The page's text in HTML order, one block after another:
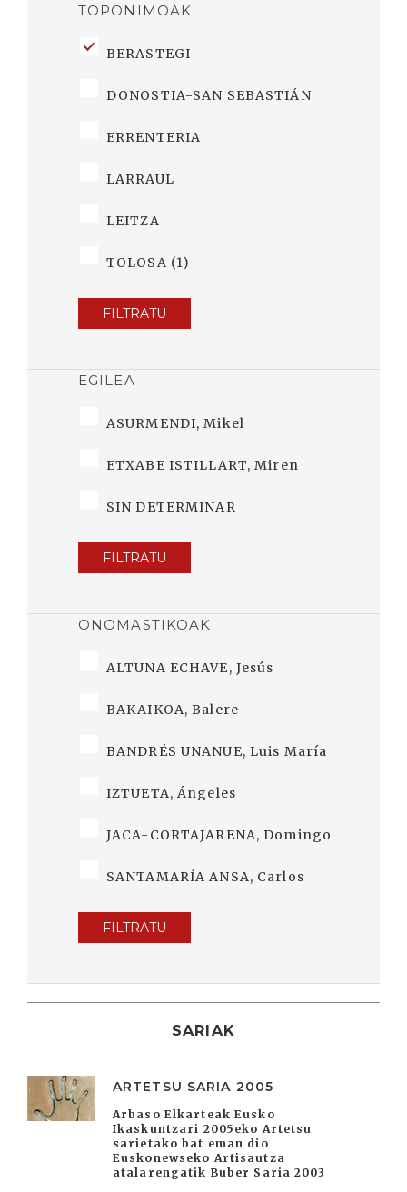
TOPONIMOAK
BERASTEGI
DONOSTIA-SAN SEBASTIÁN
ERRENTERIA
LARRAUL
LEITZA
TOLOSA (1)
FILTRATU
EGILEA
ASURMENDI, Mikel
ETXABE ISTILLART, Miren
SIN DETERMINAR
FILTRATU
ONOMASTIKOAK
ALTUNA ECHAVE, Jesús
BAKAIKOA, Balere
BANDRÉS UNANUE, Luis María
IZTUETA, Ángeles
JACA-CORTAJARENA, Domingo
SANTAMARÍA ANSA, Carlos
FILTRATU
SARIAK
ARTETSU SARIA 2005
Arbaso Elkarteak Eusko
Ikaskuntzari 2005eko Artetsu
sarietako bat eman dio
Euskonewseko Artisautza
atalarengatik Buber Saria 2003